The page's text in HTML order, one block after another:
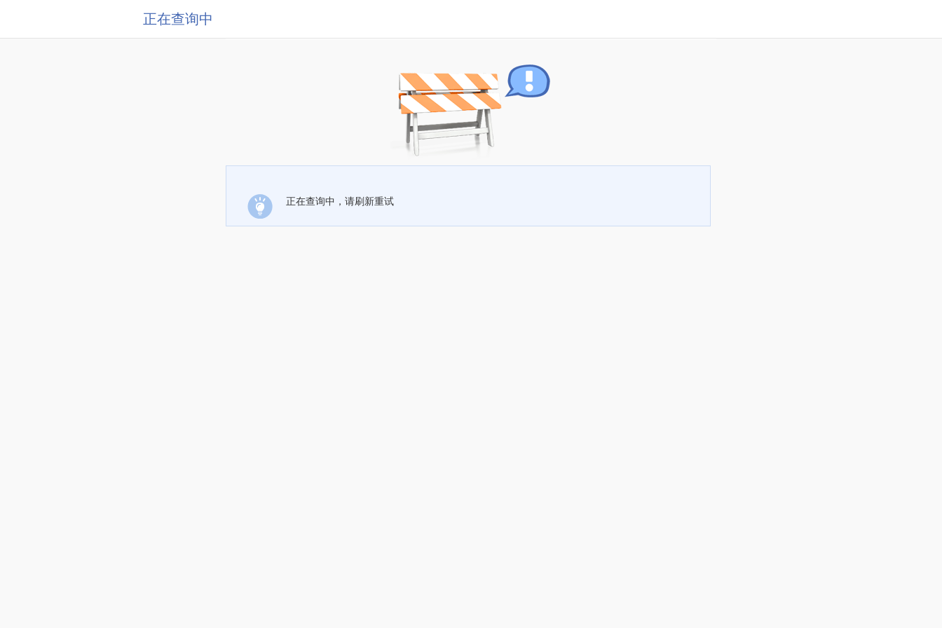
正在查询中
正在查询中，请刷新重试